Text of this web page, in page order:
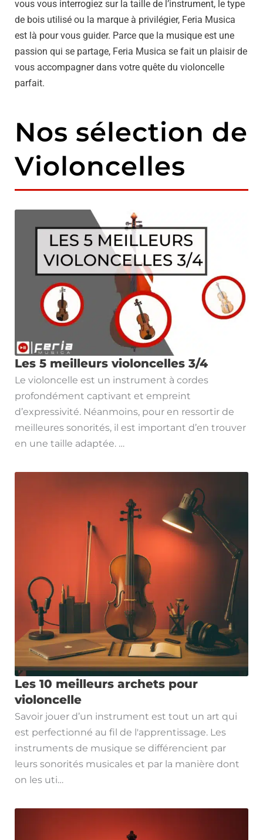
vous vous interrogiez sur la taille de l’instrument, le type
de bois utilisé ou la marque à privilégier, Feria Musica
est là pour vous guider. Parce que la musique est une
passion qui se partage, Feria Musica se fait un plaisir de
vous accompagner dans votre quête du violoncelle
parfait.
Nos sélection de
Violoncelles
Les 5 meilleurs violoncelles 3/4
Le violoncelle est un instrument à cordes
profondément captivant et empreint
d’expressivité. Néanmoins, pour en ressortir de
meilleures sonorités, il est important d’en trouver
en une taille adaptée. …
Les 10 meilleurs archets pour
violoncelle
Savoir jouer d’un instrument est tout un art qui
est perfectionné au fil de l'apprentissage. Les
instruments de musique se différencient par
leurs sonorités musicales et par la manière dont
on les uti…